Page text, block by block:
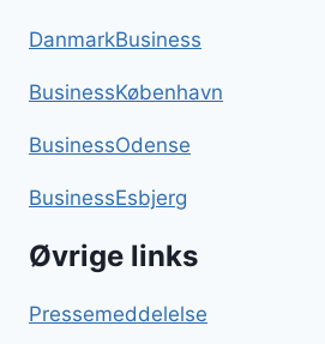
DanmarkBusiness
BusinessKøbenhavn
BusinessOdense
BusinessEsbjerg
Øvrige links
Pressemeddelelse